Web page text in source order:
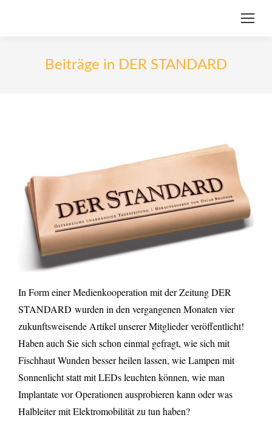
Beiträge in DER STANDARD
In Form einer Medienkooperation mit der Zeitung DER
STANDARD wurden in den vergangenen Monaten vier
zukunftsweisende Artikel unserer Mitglieder veröffentlicht!
Haben auch Sie sich schon einmal gefragt, wie sich mit
Fischhaut Wunden besser heilen lassen, wie Lampen mit
Sonnenlicht statt mit LEDs leuchten können, wie man
Implantate vor Operationen ausprobieren kann oder was
Halbleiter mit Elektromobilität zu tun haben?